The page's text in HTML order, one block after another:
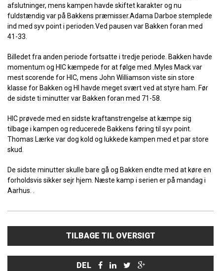
afslutninger, mens kampen havde skiftet karakter og nu
fuldstændig var på Bakkens præmisser.Adama Darboe stemplede
ind med syv point i perioden.Ved pausen var Bakken foran med
41-33.
Billedet fra anden periode fortsatte i tredje periode. Bakken havde
momentum og HIC kæmpede for at følge med .Myles Mack var
mest scorende for HIC, mens John Williamson viste sin store
klasse for Bakken og HI havde meget svært ved at styre ham. Før
de sidste ti minutter var Bakken foran med 71-58.
HIC prøvede med en sidste kraftanstrengelse at kæmpe sig
tilbage i kampen og reducerede Bakkens føring til syv point.
Thomas Lærke var dog kold og lukkede kampen med et par store
skud.
De sidste minutter skulle bare gå og Bakken endte med at køre en
forholdsvis sikker sejr hjem. Næste kamp i serien er på mandag i
Aarhus. .
TILBAGE TIL OVERSIGT
DEL